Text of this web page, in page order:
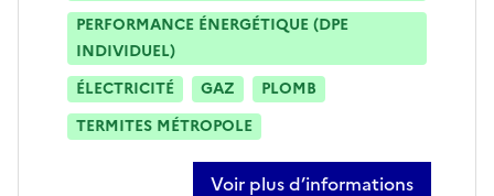
PERFORMANCE ÉNERGÉTIQUE (DPE
INDIVIDUEL)
ÉLECTRICITÉ
GAZ
PLOMB
TERMITES MÉTROPOLE
Voir plus d’informations